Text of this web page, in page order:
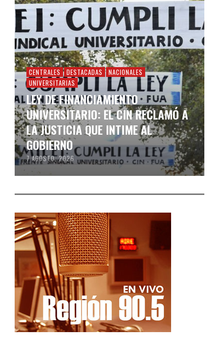
CENTRALES DESTACADAS
NACIONALES
UNIVERSITARIAS
LEY DE FINANCIAMIENTO
UNIVERSITARIO: EL CIN RECLAMÓ A
LA JUSTICIA QUE INTIME AL
GOBIERNO
7 AGOSTO, 2026